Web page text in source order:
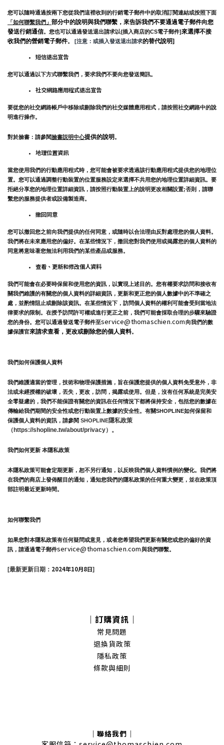
您可以隨時通過按兩下您從我們這裡收到的行銷電子郵件中的取消訂閱連結或按照下面
「如何聯繫我們」 部分中的說明與我們聯繫，來告訴我們不要通過電子郵件向您
發送行銷通信。您也可以通過發送退出請求以{插入商店的CS電子郵件]來選擇不接
收我們的營銷電子郵件。 [注意：或插入發送退出請求的替代說明]
短信退出宣告
您可以通過以下方式聯繫我們，要求我們不要向您發送簡訊。
社交網路應用程式退出宣告
要從您的社交網路帳戶中移除或刪除我們的社交媒體應用程式，請按照社交網路中的說
明進行操作。
對於臉書：請參閱臉書説明中心提供的說明 。
地理位置資訊
當您使用我們的行動應用程式時，您可能會被要求透過該行動應用程式提供您的地理位
置。您可以通過調整行動裝置的位置服務設定來選擇不共用您的地理位置詳細資訊。要
拒絕分享您的地理位置詳細資訊，請按照行動裝置上的說明更改相關設置;否則，請聯
繫您的服務提供者或設備製造商。
撤回同意
您可以撤回您之前向我們提供的任何同意，或隨時以合法理由反對處理您的個人資料。
我們將在未來應用您的偏好。在某些情況下，撤回您對我們使用或揭露您的個人資料的
同意將意味著您無法利用我們的某些產品或服務。
查看、更新和修改個人資料
我們可能會在必要時保留和使用您的資訊，以實現上述目的。您有權要求訪問和接收有
關我們維護的有關您的個人資料的詳細資訊，更新和更正您的個人數據中的不準確之
處，並酌情阻止或刪除該資訊。在某些情況下，訪問個人資料的權利可能會受到當地法
律要求的限制。在授予訪問許可權或進行更正之前，我們可能會採取合理的步驟來驗證
您的身份。您可以通過發送電子郵件至service@thomaschien.com向我們的數
據保護官來請求查看，更改或刪除您的個人資料。
我們如何保護個人資料
我們維護適當的管理，技術和物理保護措施，旨在保護您提供的個人資料免受意外，非
法或未經授權的破壞，丟失，更改，訪問，揭露或使用。但是，沒有任何系統是完美安
全零疑慮的，我們不能保證有關您的資訊在任何情況下都將保持安全，包括您的數據在
傳輸給我們期間的安全性或您行動裝置上數據的安全性。 有關SHOPLINE如何保留和
保護個人資料的資訊，請參閱 SHOPLINE隱私政策
（https://shopline.tw/about/privacy）。
我們如何更新 本隱私政策
本隱私政策可能會定期更新，恕不另行通知，以反映我們個人資料慣例的變化。我們將
在我們的商店上發佈醒目的通知，通知您我們的隱私政策的任何重大變更，並在政策頂
部註明最近更新時間。
如何聯繫我們
如果您對本隱私政策有任何疑問或意見，或者您希望我們更新有關您或您的偏好的資
訊，請通過電子郵件service@thomaschien.com與我們聯繫。
[最新更新日期： 2024年10月8日]
｜訂購資訊｜
常見問題
退換貨政策
隱私政策
條款與細則
｜聯絡我們｜